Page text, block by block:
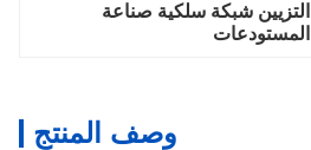
التزيين شبكة سلكية صناعة
المستودعات
وصف المنتج